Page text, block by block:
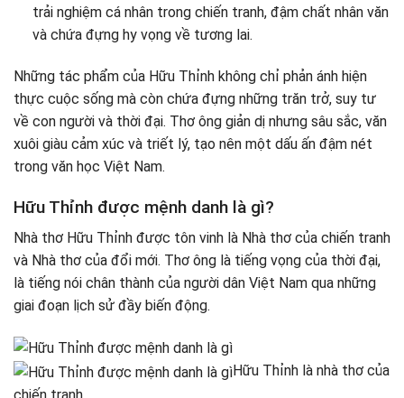
trải nghiệm cá nhân trong chiến tranh, đậm chất nhân văn
và chứa đựng hy vọng về tương lai.
Những tác phẩm của Hữu Thỉnh không chỉ phản ánh hiện
thực cuộc sống mà còn chứa đựng những trăn trở, suy tư
về con người và thời đại. Thơ ông giản dị nhưng sâu sắc, văn
xuôi giàu cảm xúc và triết lý, tạo nên một dấu ấn đậm nét
trong văn học Việt Nam.
Hữu Thỉnh được mệnh danh là gì?
Nhà thơ Hữu Thỉnh được tôn vinh là Nhà thơ của chiến tranh
và Nhà thơ của đổi mới. Thơ ông là tiếng vọng của thời đại,
là tiếng nói chân thành của người dân Việt Nam qua những
giai đoạn lịch sử đầy biến động.
Hữu Thỉnh là nhà thơ của
chiến tranh